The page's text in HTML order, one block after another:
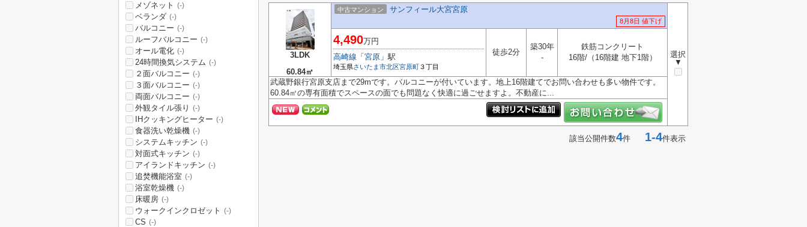
3LDK
60.84㎡
中古マンション サンフィール大宮宮原
8月8日 値下げ
選択
▼
4,490万円
高崎線 「 宮原 」駅
埼玉県さいたま市北区宮原町３丁目
徒歩2分
築30年
-
鉄筋コンクリート
16階/（16階建 地下1階）
武蔵野銀行宮原支店まで29mです。バルコニーが付いています。地上16階建てでお問い合わせも多い物件です。
60.84㎡の専有面積でスペースの面でも問題なく快適に過ごせますよ。不動産に...
該当公開件数4件 1-4件表示
メゾネット (-)
ベランダ (-)
バルコニー (-)
ルーフバルコニー (-)
オール電化 (-)
24時間換気システム (-)
２面バルコニー (-)
３面バルコニー (-)
両面バルコニー (-)
外観タイル張り (-)
IHクッキングヒーター (-)
食器洗い乾燥機 (-)
システムキッチン (-)
対面式キッチン (-)
アイランドキッチン (-)
追焚機能浴室 (-)
浴室乾燥機 (-)
床暖房 (-)
ウォークインクロゼット (-)
CS (-)